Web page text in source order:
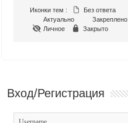
Иконки тем :
Без ответа
Актуально
Закреплено
Личное
Закрыто
Вход/Регистрация